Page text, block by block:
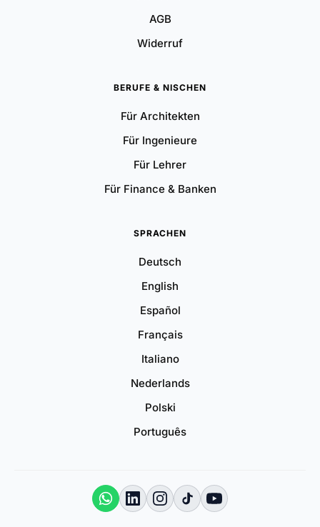
AGB
Widerruf
BERUFE & NISCHEN
Für Architekten
Für Ingenieure
Für Lehrer
Für Finance & Banken
SPRACHEN
Deutsch
English
Español
Français
Italiano
Nederlands
Polski
Português